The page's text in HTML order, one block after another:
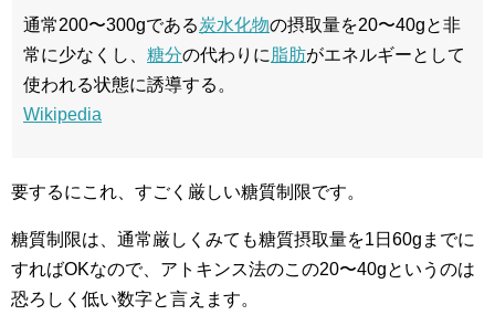
通常200〜300gである炭水化物の摂取量を20〜40gと非
常に少なくし、 糖分の代わりに 脂肪がエネルギーとして
使われる状態に誘導する。
Wikipedia
要するにこれ、すごく厳しい糖質制限です。
糖質制限は、通常厳しくみても糖質摂取量を1日60gまでに
すればOKなので、アトキンス法のこの20〜40gというのは
恐ろしく低い数字と言えます。